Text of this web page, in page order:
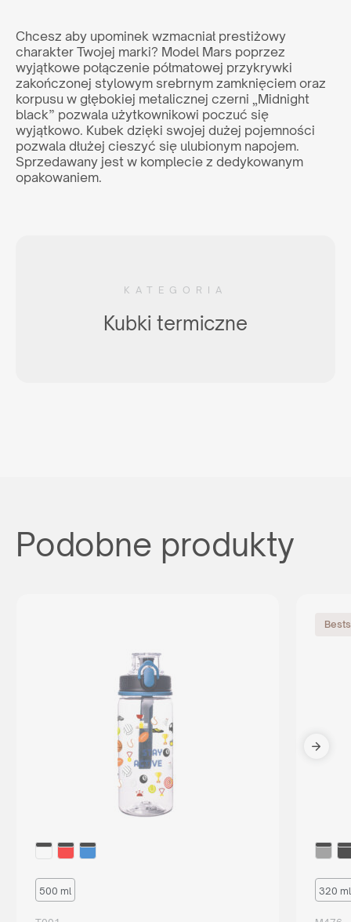
Chcesz aby upominek wzmacniał prestiżowy
charakter Twojej marki? Model Mars poprzez
wyjątkowe połączenie półmatowej przykrywki
zakończonej stylowym srebrnym zamknięciem oraz
korpusu w głębokiej metalicznej czerni „Midnight
black” pozwala użytkownikowi poczuć się
wyjątkowo. Kubek dzięki swojej dużej pojemności
pozwala dłużej cieszyć się ulubionym napojem.
Sprzedawany jest w komplecie z dedykowanym
opakowaniem.
KATEGORIA
Kubki termiczne
Podobne produkty
500 ml 320 ml
WSPÓŁPRACA
lub zadzwoń: +48 539 530 957
Jesteś
klientem końcowym?
Nie jesteś agencją, ale interesuje Cię zakup naszych
lub napisz:support@maxim.com.pl